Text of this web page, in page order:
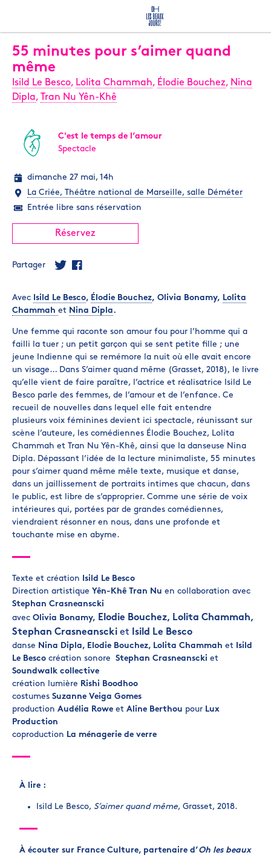
55 minutes pour s’aimer quand
même
Isild Le Besco, Lolita Chammah, Élodie Bouchez, Nina
Dipla, Tran Nu Yên-Khê
C'est le temps de l’amour
Spectacle
dimanche 27 mai, 14h
La Criée, Théâtre national de Marseille, salle Déméter
Entrée libre sans réservation
Réservez
Partager
Avec Isild Le Besco, Élodie Bouchez, Olivia Bonamy, Lolita
Chammah et Nina Dipla.
Une femme qui raconte son amour fou pour l’homme qui a
failli la tuer ; un petit garçon qui se sent petite fille ; une
jeune Indienne qui se remémore la nuit où elle avait encore
un visage… Dans S’aimer quand même (Grasset, 2018), le livre
qu’elle vient de faire paraître, l’actrice et réalisatrice Isild Le
Besco parle des femmes, de l’amour et de l’enfance. Ce
recueil de nouvelles dans lequel elle fait entendre
plusieurs voix féminines devient ici spectacle, réunissant sur
scène l’auteure, les comédiennes Élodie Bouchez, Lolita
Chammah et Tran Nu Yên-Khê, ainsi que la danseuse Nina
Dipla. Dépassant l’idée de la lecture minimaliste, 55 minutes
pour s’aimer quand même mêle texte, musique et danse,
dans un jaillissement de portraits intimes que chacun, dans
le public, est libre de s’approprier. Comme une série de voix
intérieures qui, portées par de grandes comédiennes,
viendraient résonner en nous, dans une profonde et
touchante mise en abyme.
Texte et création Isild Le Besco
Direction artistique Yên-Khê Tran Nu en collaboration avec
Stephan Crasneanscki
avec Olivia Bonamy, Elodie Bouchez, Lolita Chammah,
Stephan Crasneanscki et Isild Le Besco
danse Nina Dipla, Elodie Bouchez, Lolita Chammah et Isild
Le Besco création sonore Stephan Crasneanscki et
Soundwalk collective
création lumière Rishi Boodhoo
costumes Suzanne Veiga Gomes
production Audélia Rowe et Aline Berthou pour Lux
Production
coproduction La ménagerie de verre
À lire :
Isild Le Besco, S’aimer quand même, Grasset, 2018.
À écouter sur France Culture, partenaire d’Oh les beaux